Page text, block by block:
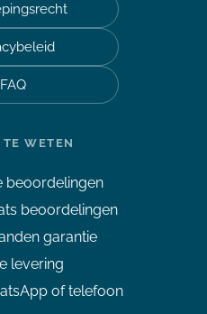
FAQ
TE WETEN
beoordelingen
beoordelingen
garantie
levering
of telefoon